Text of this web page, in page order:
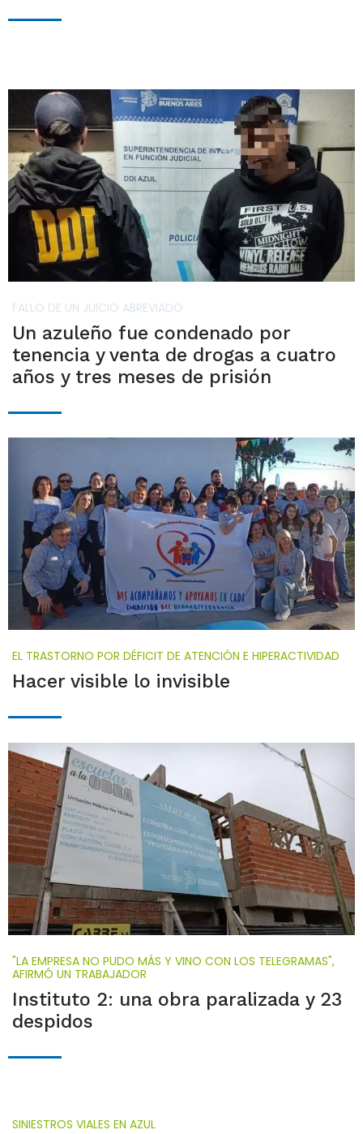
FALLO DE UN JUICIO ABREVIADO
Un azuleño fue condenado por
tenencia y venta de drogas a cuatro
años y tres meses de prisión
EL TRASTORNO POR DÉFICIT DE ATENCIÓN E HIPERACTIVIDAD
Hacer visible lo invisible
"LA EMPRESA NO PUDO MÁS Y VINO CON LOS TELEGRAMAS",
AFIRMÓ UN TRABAJADOR
Instituto 2: una obra paralizada y 23
despidos
SINIESTROS VIALES EN AZUL